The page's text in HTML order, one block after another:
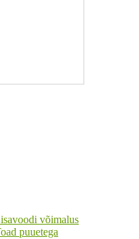
võimalus
puuetega